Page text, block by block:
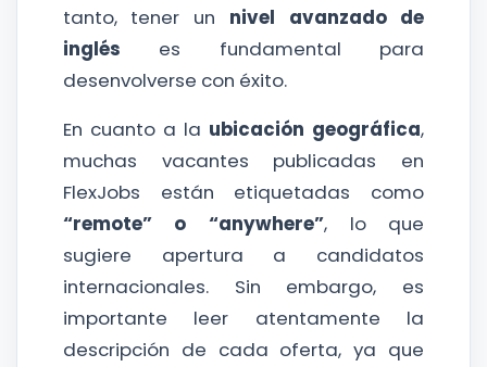
tanto, tener un nivel avanzado de
inglés es fundamental para
desenvolverse con éxito.
En cuanto a la ubicación geográfica,
muchas vacantes publicadas en
FlexJobs están etiquetadas como
“remote” o “anywhere”, lo que
sugiere apertura a candidatos
internacionales. Sin embargo, es
importante leer atentamente la
descripción de cada oferta, ya que